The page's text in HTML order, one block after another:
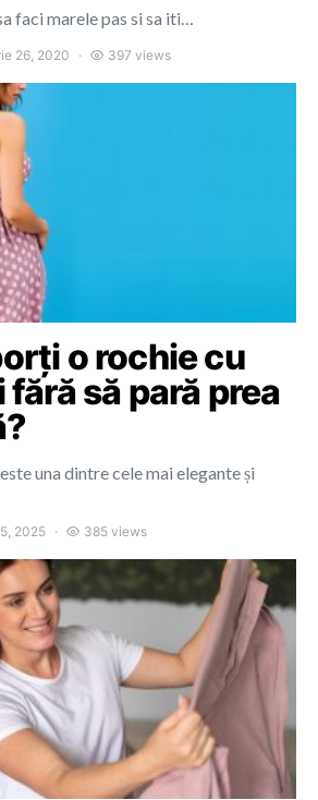
faci marele pas si sa iti…
26, 2020 397 views
o rochie cu
să pară prea
una dintre cele mai elegante și
2025 385 views